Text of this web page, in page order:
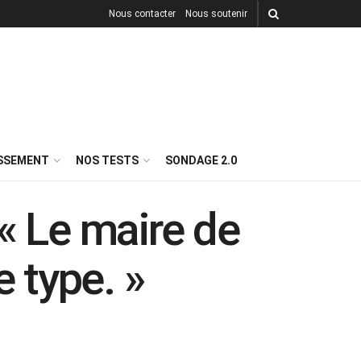
Nous contacter Nous soutenir
NOS TESTS SONDAGE 2.0
Le maire de
type. »